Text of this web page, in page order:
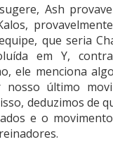
Ash
que seria
em Y,
ele menciona
nosso último
deduzimos de
e o